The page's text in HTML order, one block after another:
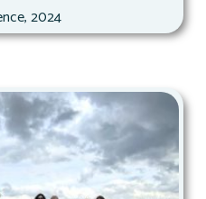
2024